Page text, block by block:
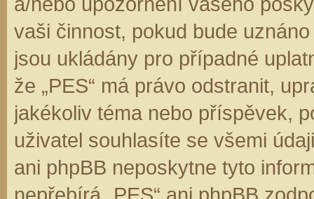
vaši činnost, pokud bude
jsou ukládány pro případné
že „PES“ má právo odstranit,
jakékoliv téma nebo příspěvek,
uživatel souhlasíte se všemi
ani phpBB neposkytne tyto
nepřebírá „PES“ ani phpBB